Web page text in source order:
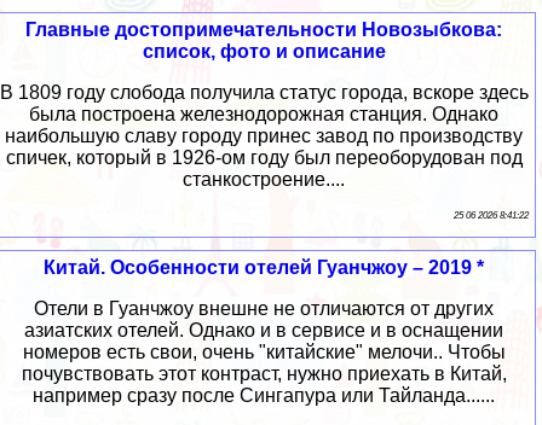
Главные достопримечательности Новозыбкова:
список, фото и описание
В 1809 году слобода получила статус города, вскоре здесь
была построена железнодорожная станция. Однако
наибольшую славу городу принес завод по производству
спичек, который в 1926-ом году был переоборудован под
станкостроение....
25 06 2026 8:41:22
Китай. Особенности отелей Гуанчжоу – 2019 *
Отели в Гуанчжоу внешне не отличаются от других
азиатских отелей. Однако и в сервисе и в оснащении
номеров есть свои, очень "китайские" мелочи.. Чтобы
почувствовать этот контраст, нужно приехать в Китай,
например сразу после Сингапура или Тайланда......